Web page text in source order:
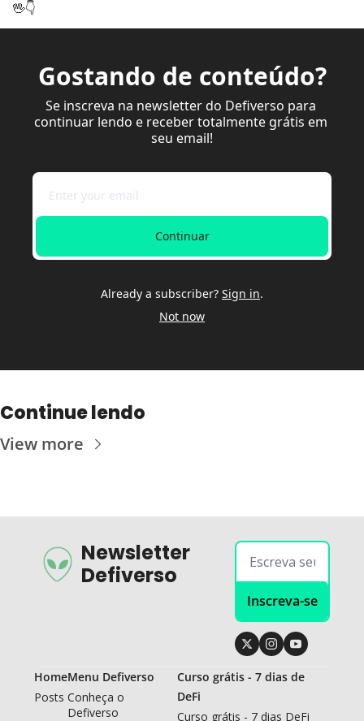
🖖👇
Gostando de conteúdo?
Se inscreva na newsletter do Defiverso para
continuar lendo e receber totalmente grátis em
seu email!
Continuar
Already a subscriber? Sign in.
Not now
Continue lendo
View more
Newsletter
Defiverso
Inscreva-se
Home
Posts
Menu Defiverso
Conheça o
Defiverso
Curso grátis - 7 dias de
DeFi
Curso grátis - 7 dias DeFi